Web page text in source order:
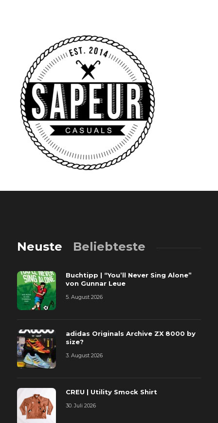
Neuste Beliebteste
Buchtipp | “You’ll Never Sing Alone”
von Gunnar Leue
5. August 2026
adidas Originals Archive ZX 8000 by
size?
3. August 2026
CREU | Utility Smock Shirt
30. Juli 2026